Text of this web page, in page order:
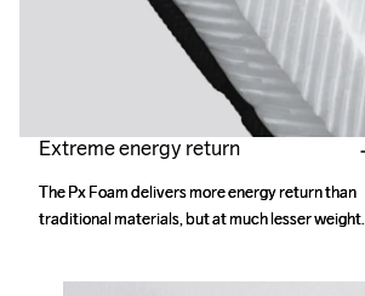
Extreme energy return
The Px Foam delivers more energy return than
traditional materials, but at much lesser weight.
The Px Foam delivers more energy return than
traditional materials, but at much lesser weight.